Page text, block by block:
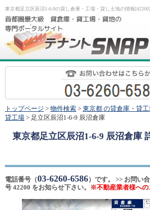
東京都足立区辰沼1-6-9の貸し倉庫・工場・貸し土地の情報[42200]
トップページ > 物件検索 > 東京都 の貸倉庫・貸
貸工場 > 足立区辰沼1-6-9 辰沼倉庫
東京都足立区辰沼1-6-9 辰沼倉庫
電話番号（03-6260-6586）です。 >> お問い
号 42200 をお知らせ下さい。
※不動産業者様への